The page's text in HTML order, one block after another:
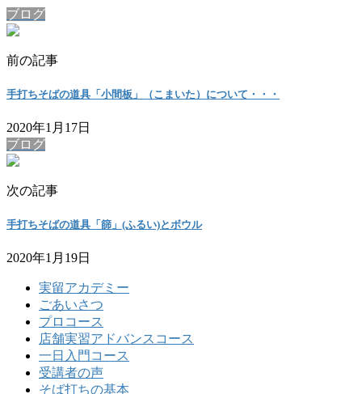
ブログ
前の記事
手打ちそばの道具「小間板」（こまいた）について・・・
2020年1月17日
ブログ
次の記事
手打ちそばの道具「篩」(ふるい)とボウル
2020年1月19日
実留アカデミー
ごあいさつ
プロコース
店舗実習アドバンスコース
一日入門コース
受講者の声
そば打ちの基本